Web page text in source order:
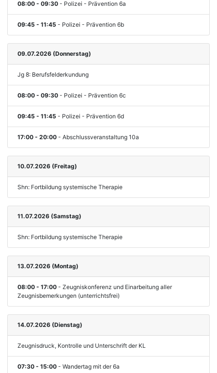
08:00 - 09:30 - Polizei - Prävention 6a
09:45 - 11:45 - Polizei - Prävention 6b
09.07.2026 (Donnerstag)
Jg 8: Berufsfelderkundung
08:00 - 09:30 - Polizei - Prävention 6c
09:45 - 11:45 - Polizei - Prävention 6d
17:00 - 20:00 - Abschlussveranstaltung 10a
10.07.2026 (Freitag)
Shn: Fortbildung systemische Therapie
11.07.2026 (Samstag)
Shn: Fortbildung systemische Therapie
13.07.2026 (Montag)
08:00 - 17:00 - Zeugniskonferenz und Einarbeitung aller
Zeugnisbemerkungen (unterrichtsfrei)
14.07.2026 (Dienstag)
Zeugnisdruck, Kontrolle und Unterschrift der KL
07:30 - 15:00 - Wandertag mit der 6a